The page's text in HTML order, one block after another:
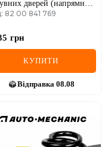
дверей (напрямна),
база Renault Trafic II +
82 00 841 769
грн
КУПИТИ
Відправка 08.08